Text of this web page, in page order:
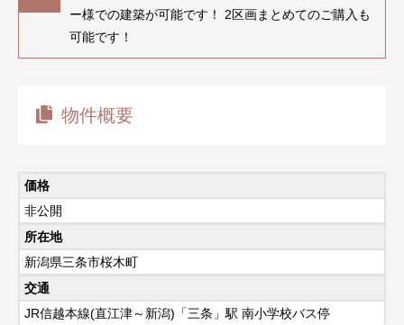
ー様での建築が可能です！ 2区画まとめてのご購入も
可能です！
物件概要
価格
非公開
所在地
新潟県三条市桜木町
交通
JR信越本線(直江津～新潟)「三条」駅 南小学校バス停